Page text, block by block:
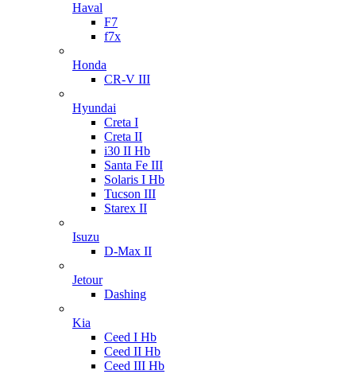
Haval
F7
f7x
Honda
CR-V III
Hyundai
Creta I
Creta II
i30 II Hb
Santa Fe III
Solaris I Hb
Tucson III
Starex II
Isuzu
D-Max II
Jetour
Dashing
Kia
Ceed I Hb
Ceed II Hb
Ceed III Hb